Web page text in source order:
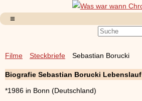
Filme Steckbriefe Sebastian Borucki
Biografie Sebastian Borucki Lebenslauf
*1986 in Bonn (Deutschland)